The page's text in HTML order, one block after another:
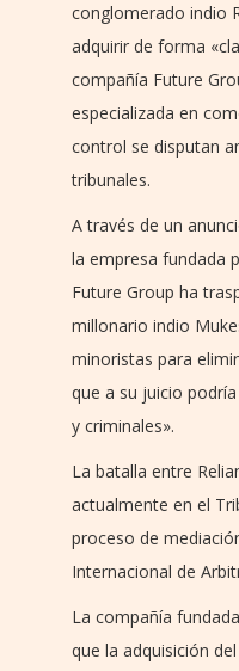
conglomerado indio
adquirir de forma
compañía Future
especializada en
control se disputan
tribunales.
A través de un
la empresa fundada
Future Group ha
millonario indio
minoristas para
que a su juicio
y criminales».
La batalla entre
actualmente en el
proceso de
Internacional de
La compañía
que la adquisición